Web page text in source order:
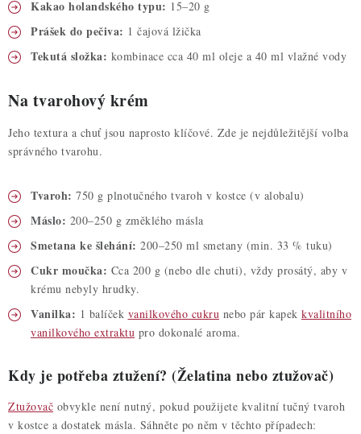
Kakao holandského typu: 15–20 g
Prášek do pečiva: 1 čajová lžička
Tekutá složka: kombinace cca 40 ml oleje a 40 ml vlažné vody
Na tvarohový krém
Jeho textura a chuť jsou naprosto klíčové. Zde je nejdůležitější volba
správného tvarohu.
Tvaroh: 750 g plnotučného tvaroh v kostce (v alobalu)
Máslo: 200–250 g změklého másla
Smetana ke šlehání: 200–250 ml smetany (min. 33 % tuku)
Cukr moučka: Cca 200 g (nebo dle chuti), vždy prosátý, aby v
krému nebyly hrudky.
Vanilka: 1 balíček vanilkového cukru nebo pár kapek kvalitního
vanilkového extraktu pro dokonalé aroma.
Kdy je potřeba ztužení? (Želatina nebo ztužovač)
Ztužovač obvykle není nutný, pokud použijete kvalitní tučný tvaroh
v kostce a dostatek másla. Sáhněte po něm v těchto případech: